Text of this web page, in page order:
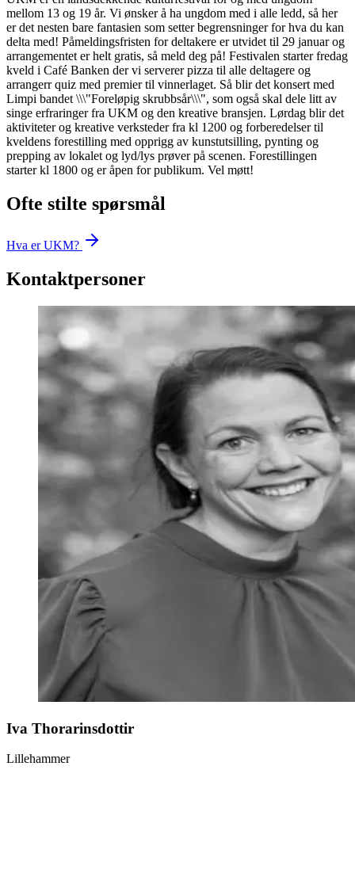
mellom 13 og 19 år. Vi ønsker å ha ungdom med i alle ledd, så her
er det nesten bare fantasien som setter begrensninger for hva du kan
delta med! Påmeldingsfristen for deltakere er utvidet til 29 januar og
arrangementet er helt gratis, så meld deg på! Festivalen starter fredag
kveld i Café Banken der vi serverer pizza til alle deltagere og
arrangerr quiz med premier til vinnerlaget. Så blir det konsert med
Limpi bandet \\\"Foreløpig skrubbsår\\\", som også skal dele litt av
singe erfraringer fra UKM og den kreative bransjen. Lørdag blir det
aktiviteter og kreative verksteder fra kl 1200 og forberedelser til
kveldens forestilling med opprigg av kunstutsilling, pynting og
prepping av lokalet og lyd/lys prøver på scenen. Forestillingen
starter kl 1800 og er åpen for publikum. Vel møtt!
Ofte stilte spørsmål
Hva er UKM?
Kontaktpersoner
Iva Thorarinsdottir
Lillehammer